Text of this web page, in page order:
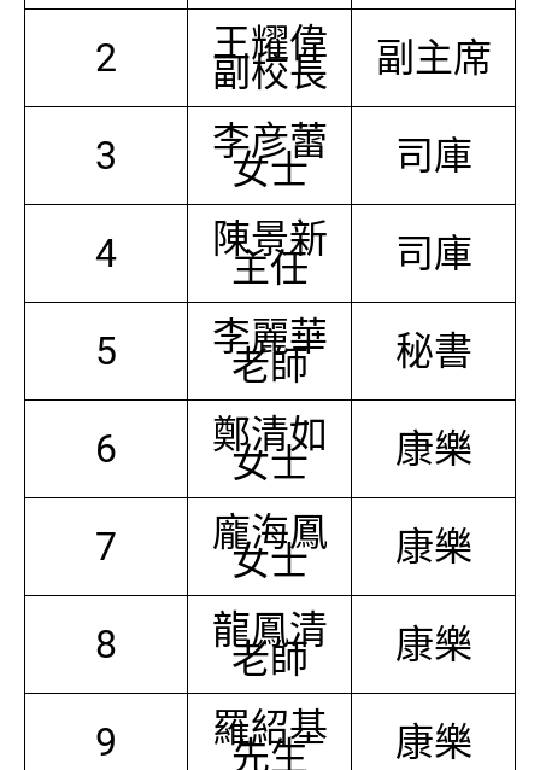
2 王耀偉
副校長 副主席
3 李彦蕾
女士 司庫
4 陳景新
主任 司庫
5 李麗華
老師 秘書
6 鄭清如
女士 康樂
7 龐海鳳
女士 康樂
8 龍鳳清
老師 康樂
9 羅紹基
先生 康樂